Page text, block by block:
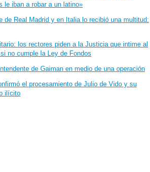
le iban a robar a un latino»
de Real Madrid y en Italia lo recibió una multitud:
los rectores piden a la Justicia que intime al
no cumple la Ley de Fondos
de Gaiman en medio de una operación
el procesamiento de Julio de Vido y su
ilícito